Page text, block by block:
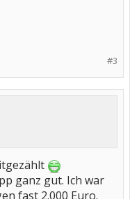
#3
ganz gut. Ich war
fast 2.000 Euro.